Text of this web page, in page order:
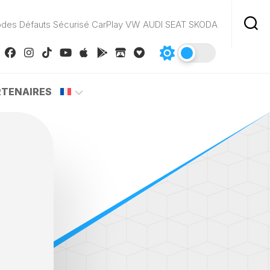
Défauts Sécurisé CarPlay VW AUDI SEAT SKODA